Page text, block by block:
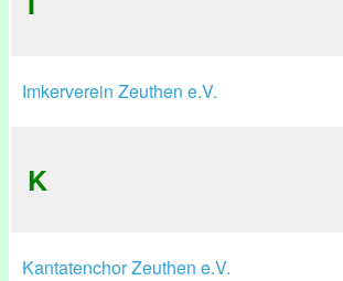
Imkerverein Zeuthen e.V.
K
Kantatenchor Zeuthen e.V.